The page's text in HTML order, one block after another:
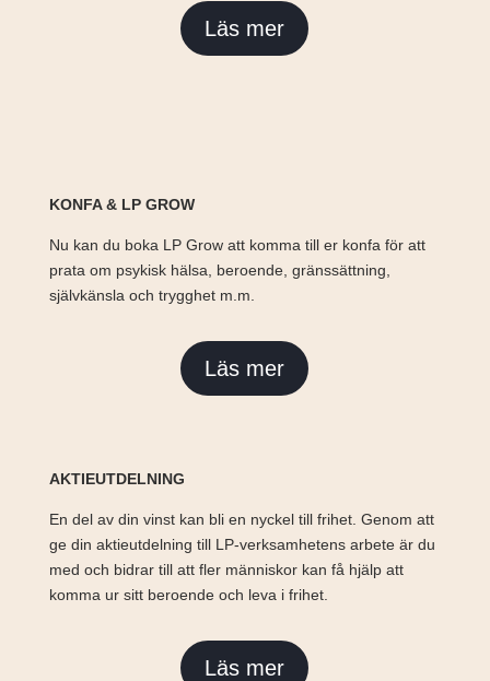
Läs mer
KONFA & LP GROW
Nu kan du boka LP Grow att komma till er konfa för att
prata om psykisk hälsa, beroende, gränssättning,
självkänsla och trygghet m.m.
Läs mer
AKTIEUTDELNING
En del av din vinst kan bli en nyckel till frihet. Genom att
ge din aktieutdelning till LP-verksamhetens arbete är du
med och bidrar till att fler människor kan få hjälp att
komma ur sitt beroende och leva i frihet.
Läs mer